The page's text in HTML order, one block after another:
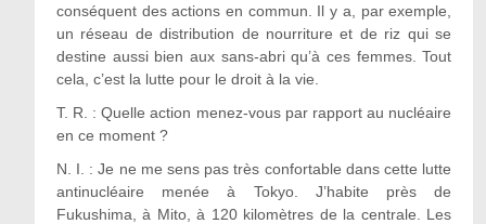
conséquent des actions en commun. Il y a, par exemple,
un réseau de distribution de nourriture et de riz qui se
destine aussi bien aux sans-abri qu’à ces femmes. Tout
cela, c’est la lutte pour le droit à la vie.
T. R. : Quelle action menez-vous par rapport au nucléaire
en ce moment ?
N. I. : Je ne me sens pas très confortable dans cette lutte
antinucléaire menée à Tokyo. J’habite près de
Fukushima, à Mito, à 120 kilomètres de la centrale. Les